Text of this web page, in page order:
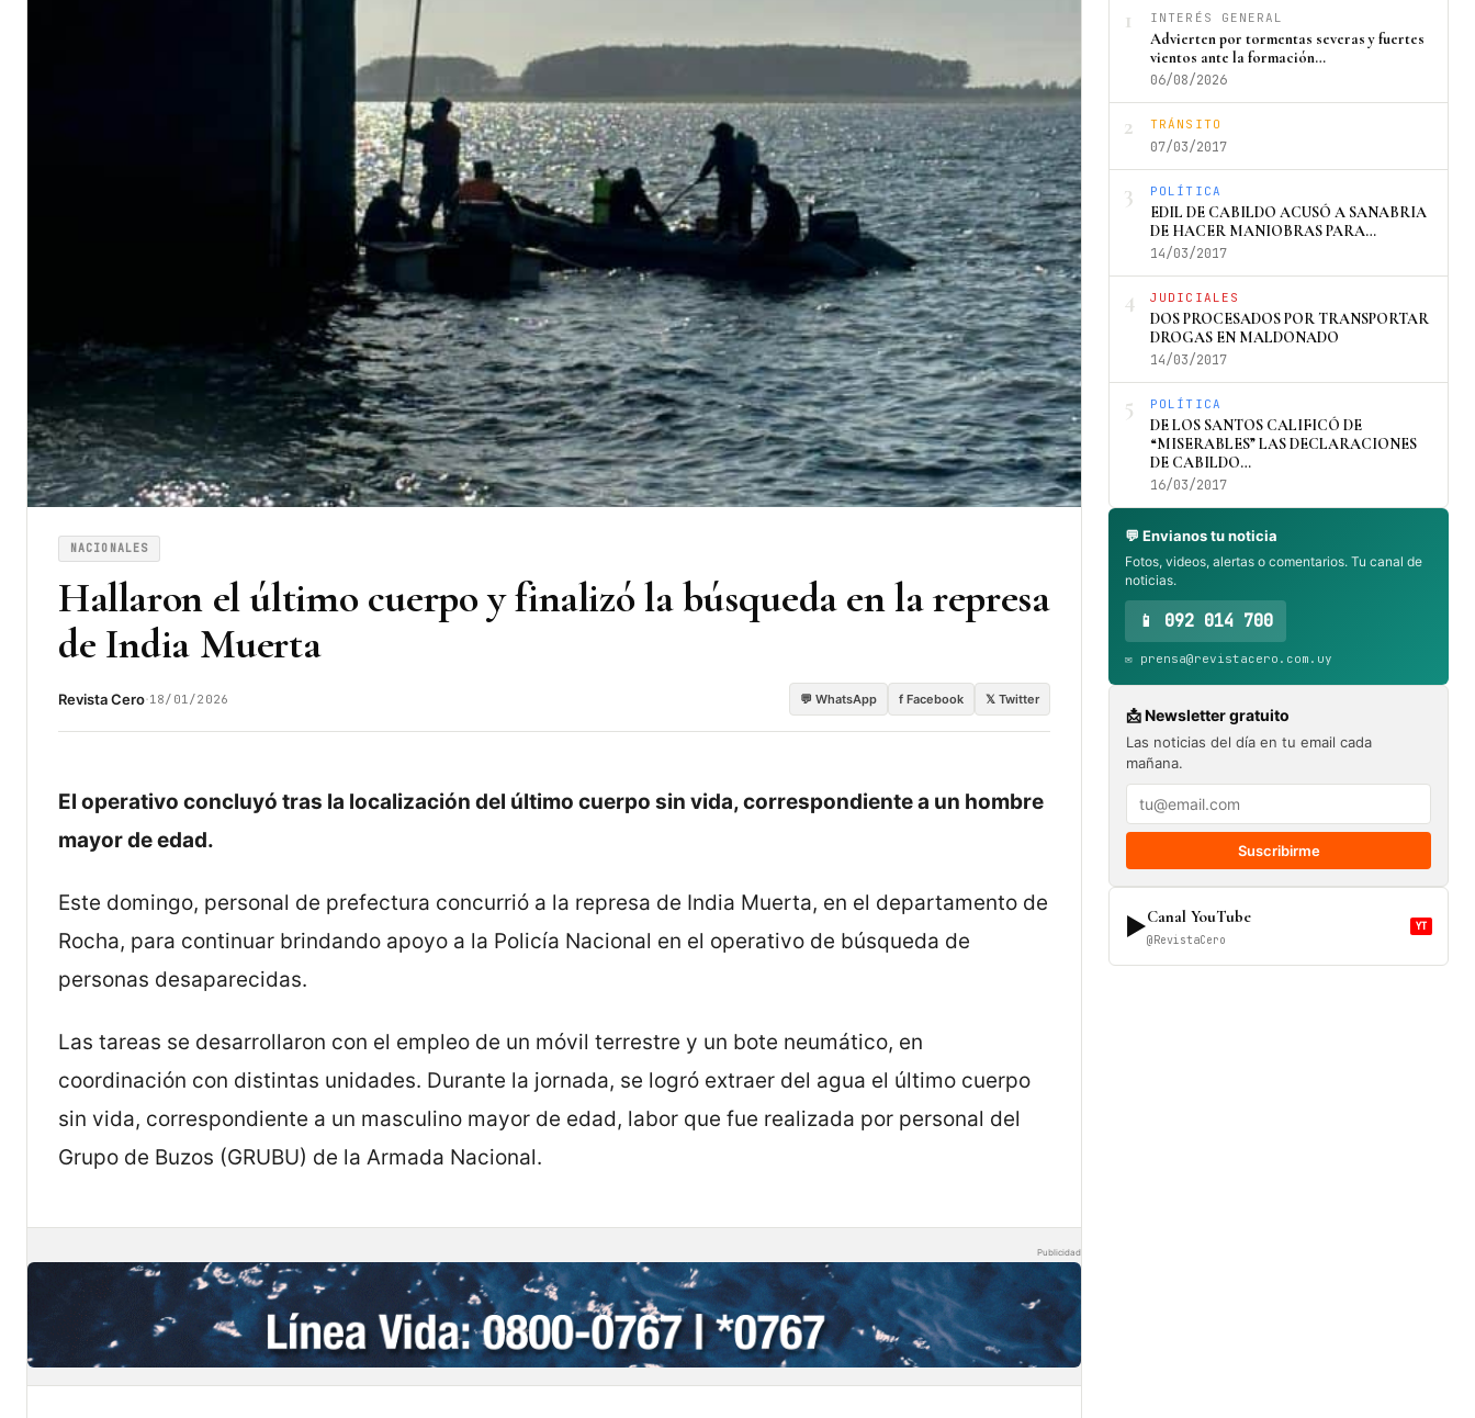
NACIONALES
Hallaron el último cuerpo y finalizó la búsqueda en la represa
de India Muerta
Revista Cero·18/01/2026 💬 WhatsApp f Facebook 𝕏 Twitter
El operativo concluyó tras la localización del último cuerpo sin vida, correspondiente a un hombre
mayor de edad.
Este domingo, personal de prefectura concurrió a la represa de India Muerta, en el departamento de
Rocha, para continuar brindando apoyo a la Policía Nacional en el operativo de búsqueda de
personas desaparecidas.
Las tareas se desarrollaron con el empleo de un móvil terrestre y un bote neumático, en
coordinación con distintas unidades. Durante la jornada, se logró extraer del agua el último cuerpo
sin vida, correspondiente a un masculino mayor de edad, labor que fue realizada por personal del
Grupo de Buzos (GRUBU) de la Armada Nacional.
Publicidad
1 INTERÉS GENERAL
Advierten por tormentas severas y fuertes
vientos ante la formación…
06/08/2026
2 TRÁNSITO
07/03/2017
3 POLÍTICA
EDIL DE CABILDO ACUSÓ A SANABRIA
DE HACER MANIOBRAS PARA…
14/03/2017
4 JUDICIALES
DOS PROCESADOS POR TRANSPORTAR
DROGAS EN MALDONADO
14/03/2017
5 POLÍTICA
DE LOS SANTOS CALIFICÓ DE
“MISERABLES” LAS DECLARACIONES
DE CABILDO…
16/03/2017
💬 Envianos tu noticia
Fotos, videos, alertas o comentarios. Tu canal de
noticias.
📱 092 014 700
✉️ prensa@revistacero.com.uy
📩 Newsletter gratuito
Las noticias del día en tu email cada
mañana.
Suscribirme
▶Canal YouTube
@RevistaCero
YT